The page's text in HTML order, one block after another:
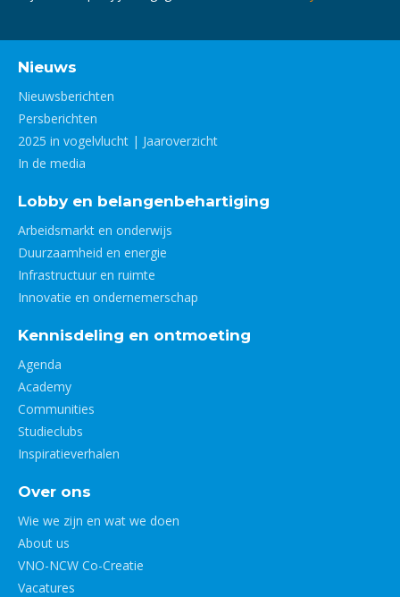
Nieuws
Nieuwsberichten
Persberichten
2025 in vogelvlucht | Jaaroverzicht
In de media
Lobby en belangenbehartiging
Arbeidsmarkt en onderwijs
Duurzaamheid en energie
Infrastructuur en ruimte
Innovatie en ondernemerschap
Kennisdeling en ontmoeting
Agenda
Academy
Communities
Studieclubs
Inspiratieverhalen
Over ons
Wie we zijn en wat we doen
About us
VNO-NCW Co-Creatie
Vacatures